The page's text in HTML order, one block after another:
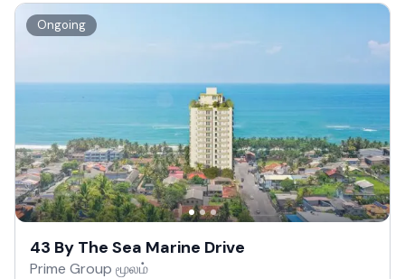
Ongoing
43 By The Sea Marine Drive
Prime Group மூலம்